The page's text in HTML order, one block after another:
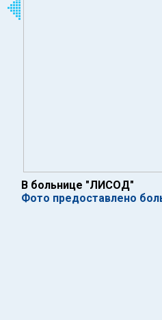
В больнице "ЛИСОД"
Фото предоставлено